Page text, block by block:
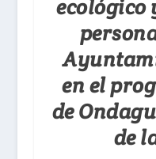
en el
de
de